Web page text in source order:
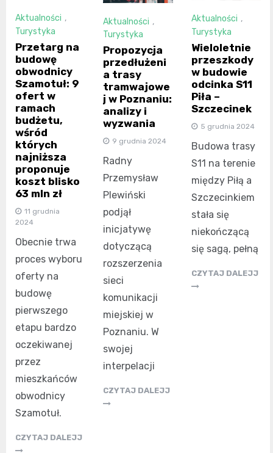
Aktualności ,
Turystyka
Przetarg na
budowę
obwodnicy
Szamotuł: 9
ofert w
ramach
budżetu,
wśród
których
najniższa
proponuje
koszt blisko
63 mln zł
11 grudnia
2024
Obecnie trwa
proces wyboru
oferty na
budowę
pierwszego
etapu bardzo
oczekiwanej
przez
mieszkańców
obwodnicy
Szamotuł.
CZYTAJ DALEJJ
Aktualności ,
Turystyka
Propozycja
przedłużeni
a trasy
tramwajowe
j w Poznaniu:
analizy i
wyzwania
9 grudnia 2024
Radny
Przemysław
Plewiński
podjął
inicjatywę
dotyczącą
rozszerzenia
sieci
komunikacji
miejskiej w
Poznaniu. W
swojej
interpelacji
CZYTAJ DALEJJ
Aktualności ,
Turystyka
Wieloletnie
przeszkody
w budowie
odcinka S11
Piła –
Szczecinek
5 grudnia 2024
Budowa trasy
S11 na terenie
między Piłą a
Szczecinkiem
stała się
niekończącą
się sagą, pełną
CZYTAJ DALEJJ